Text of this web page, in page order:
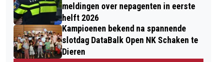
meldingen over nepagenten in eerste
helft 2026
Kampioenen bekend na spannende
slotdag DataBalk Open NK Schaken te
Dieren